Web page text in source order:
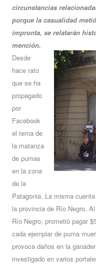
circunstancias
porque la casualidad
impronta, se relatarán
mención.
Desde
hace rato
que se ha
propagado
por
Facebook
el tema de
la matanza
de pumas
en la zona
de la
Patagonia. La misma
la provincia de Río Negro.
Río Negro, prometió pagar
cada ejemplar de puma
provoca daños en la
investigado en varios